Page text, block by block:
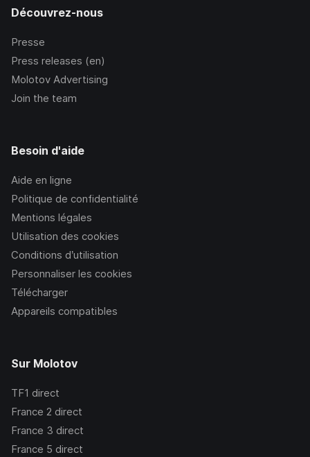
Découvrez-nous
Presse
Press releases (en)
Molotov Advertising
Join the team
Besoin d'aide
Aide en ligne
Politique de confidentialité
Mentions légales
Utilisation des cookies
Conditions d’utilisation
Personnaliser les cookies
Télécharger
Appareils compatibles
Sur Molotov
TF1 direct
France 2 direct
France 3 direct
France 5 direct